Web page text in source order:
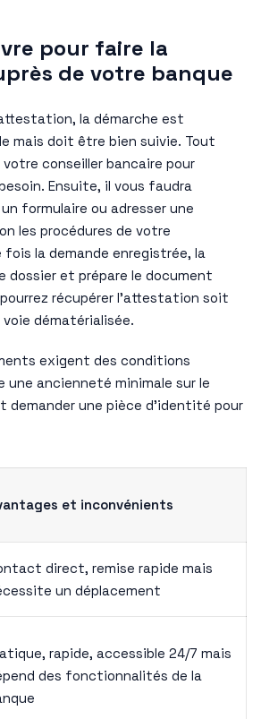
pour faire la
de votre banque
la démarche est
mais doit être bien suivie. Tout
conseiller bancaire pour
Ensuite, il vous faudra
formulaire ou adresser une
les procédures de votre
la demande enregistrée, la
dossier et prépare le document
récupérer l’attestation soit
dématérialisée.
exigent des conditions
une ancienneté minimale sur le
demander une pièce d’identité pour
et inconvénients
direct, remise rapide mais
un déplacement
rapide, accessible 24/7 mais
des fonctionnalités de la